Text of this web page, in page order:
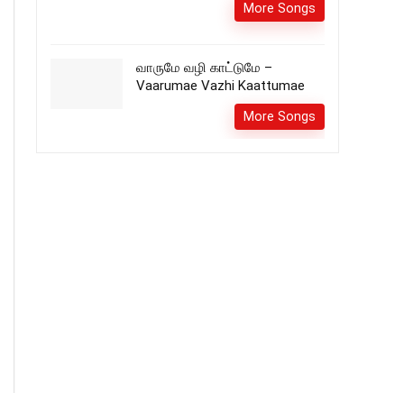
More Songs
வாருமே வழி காட்டுமே –
Vaarumae Vazhi Kaattumae
More Songs